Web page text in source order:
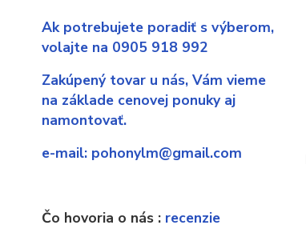
Ak potrebujete poradiť s výberom,
volajte na 0905 918 992
Zakúpený tovar u nás, Vám vieme
na základe cenovej ponuky aj
namontovať.
e-mail: pohonylm@gmail.com
Čo hovoria o nás : recenzie